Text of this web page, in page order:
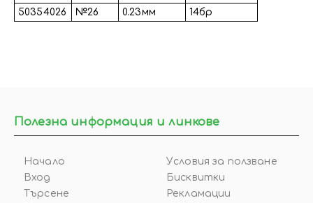
50354026
№26 0.23мм 14бр
Полезна информация и линкове
Начало
Вход
Търсене
Условия за ползване
Бисквитки
Рекламации